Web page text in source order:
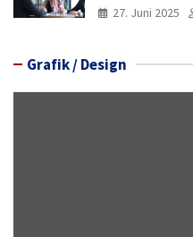
27. Juni 2025
Grafik / Design